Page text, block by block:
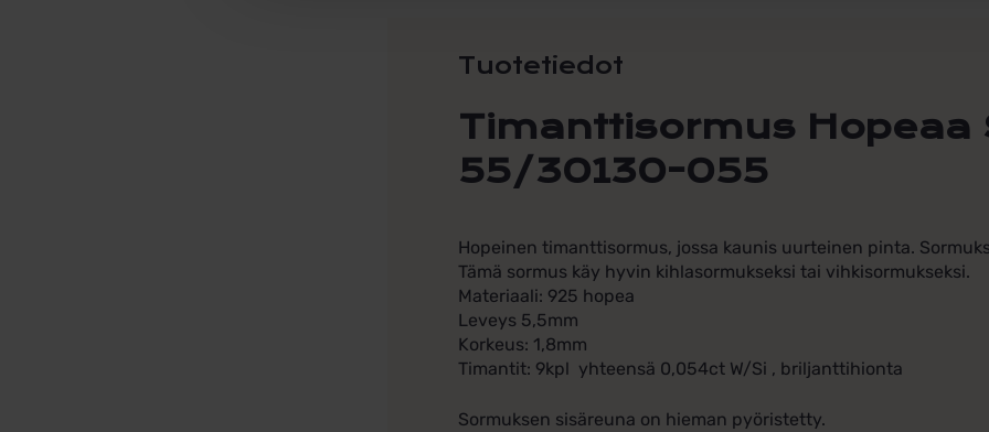
Tuotetiedot
Timanttisormus Hopeaa
55/30130-055
Hopeinen timanttisormus, jossa kaunis uurteinen pinta.
Tämä sormus käy hyvin kihlasormukseksi tai vihkisormukseksi.
Materiaali: 925 hopea
Leveys 5,5mm
Korkeus: 1,8mm
Timantit: 9kpl yhteensä 0,054ct W/Si , briljanttihionta
Sormuksen sisäreuna on hieman pyöristetty.